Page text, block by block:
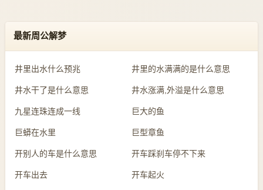
最新周公解梦
井里出水什么预兆 井里的水满满的是什么意思
井水干了是什么意思 井水涨满,外溢是什么意思
九星连珠连成一线 巨大的鱼
巨蟒在水里 巨型章鱼
开别人的车是什么意思 开车踩刹车停不下来
开车出去 开车起火